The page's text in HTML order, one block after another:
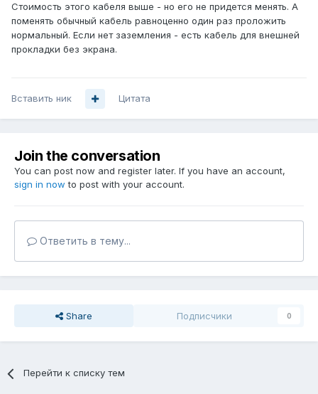
Стоимость этого кабеля выше - но его не придется менять. А
поменять обычный кабель равноценно один раз проложить
нормальный. Если нет заземления - есть кабель для внешней
прокладки без экрана.
Вставить ник Цитата
Join the conversation
You can post now and register later. If you have an account,
sign in now to post with your account.
Ответить в тему...
Share Подписчики 0
Перейти к списку тем